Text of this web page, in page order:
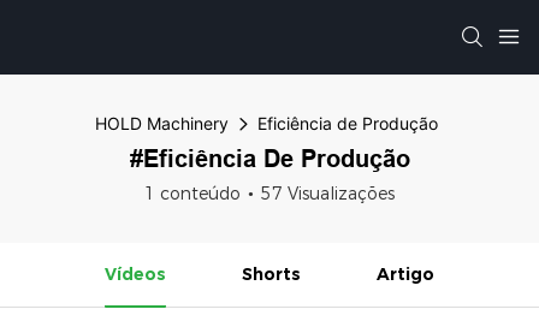
HOLD Machinery Eficiência de Produção
#Eficiência De Produção
1 conteúdo 57 Visualizações
Vídeos Shorts Artigo